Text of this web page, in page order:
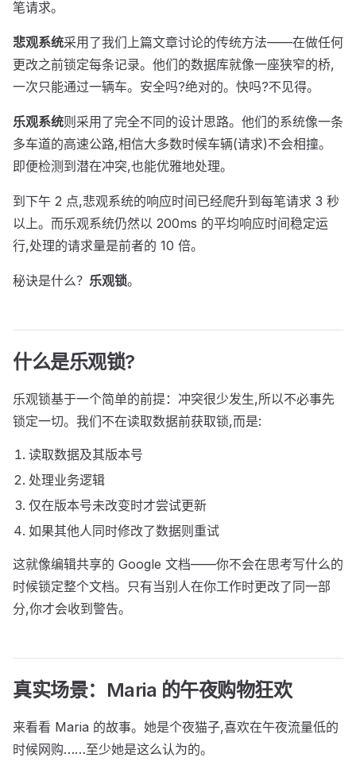
笔请求。
悲观系统采用了我们上篇文章讨论的传统方法——在做任何
更改之前锁定每条记录。他们的数据库就像一座狭窄的桥,
一次只能通过一辆车。安全吗?绝对的。快吗?不见得。
乐观系统则采用了完全不同的设计思路。他们的系统像一条
多车道的高速公路,相信大多数时候车辆(请求)不会相撞。
即便检测到潜在冲突,也能优雅地处理。
到下午 2 点,悲观系统的响应时间已经爬升到每笔请求 3 秒
以上。而乐观系统仍然以 200ms 的平均响应时间稳定运
行,处理的请求量是前者的 10 倍。
秘诀是什么？ 乐观锁。
什么是乐观锁?
乐观锁基于一个简单的前提：冲突很少发生,所以不必事先
锁定一切。我们不在读取数据前获取锁,而是:
读取数据及其版本号
处理业务逻辑
仅在版本号未改变时才尝试更新
如果其他人同时修改了数据则重试
这就像编辑共享的 Google 文档——你不会在思考写什么的
时候锁定整个文档。只有当别人在你工作时更改了同一部
分,你才会收到警告。
真实场景：Maria 的午夜购物狂欢
来看看 Maria 的故事。她是个夜猫子,喜欢在午夜流量低的
时候网购……至少她是这么认为的。